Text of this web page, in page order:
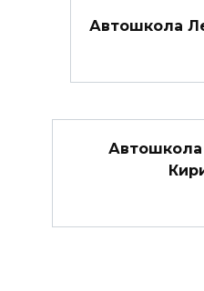
Автошкола